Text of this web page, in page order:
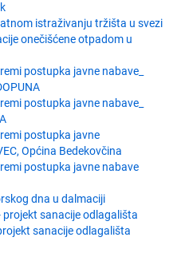
istraživanju tržišta u svezi
onečišćene otpadom u
postupka javne nabave_
postupka javne nabave_
postupka javne
Općina Bedekovčina
postupka javne nabave
dna u dalmaciji
sanacije odlagališta
sanacije odlagališta